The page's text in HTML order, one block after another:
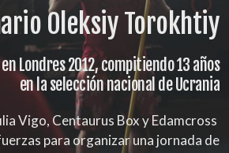
Oleksiy Torokhtiy
Londres 2012, compitiendo 13 años
en la selección nacional de Ucrania
Vigo, Centaurus Box y Edamcross
para organizar una jornada de